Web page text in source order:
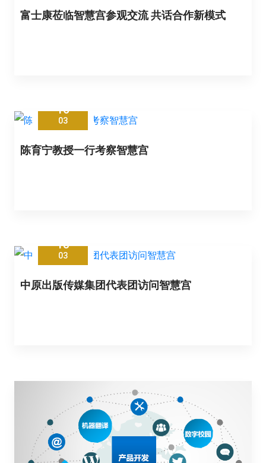
富士康莅临智慧宫参观交流 共话合作新模式
16
03
陈育宁教授一行考察智慧宫
13
03
中原出版传媒集团代表团访问智慧宫